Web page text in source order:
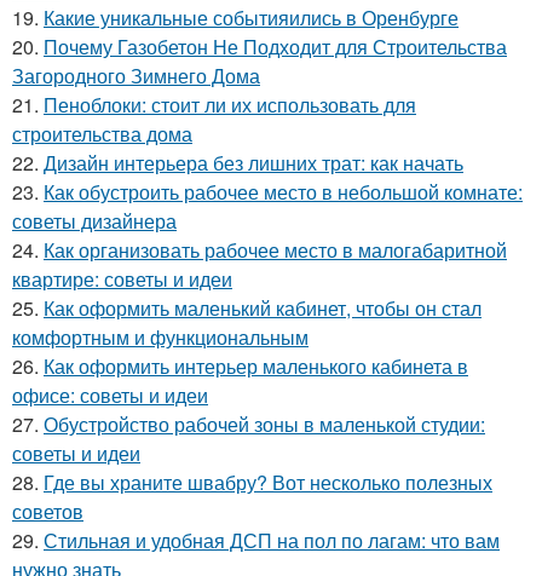
19. Какие уникальные событияились в Оренбурге
20. Почему Газобетон Не Подходит для Строительства
Загородного Зимнего Дома
21. Пеноблоки: стоит ли их использовать для
строительства дома
22. Дизайн интерьера без лишних трат: как начать
23. Как обустроить рабочее место в небольшой комнате:
советы дизайнера
24. Как организовать рабочее место в малогабаритной
квартире: советы и идеи
25. Как оформить маленький кабинет, чтобы он стал
комфортным и функциональным
26. Как оформить интерьер маленького кабинета в
офисе: советы и идеи
27. Обустройство рабочей зоны в маленькой студии:
советы и идеи
28. Где вы храните швабру? Вот несколько полезных
советов
29. Стильная и удобная ДСП на пол по лагам: что вам
нужно знать